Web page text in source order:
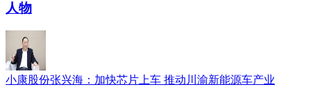
人物
小康股份张兴海：加快芯片上车 推动川渝新能源车产业